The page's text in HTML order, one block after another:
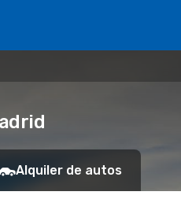
Alquiler de autos